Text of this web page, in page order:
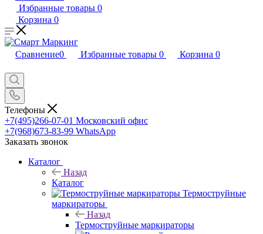
Избранные товары 0
Корзина 0
Сравнение0 Избранные товары 0 Корзина 0
Телефоны
+7(495)266-07-01 Московский офис
+7(968)673-83-99 WhatsApp
Заказать звонок
Каталог
Назад
Каталог
Термоструйные
маркираторы
Назад
Термоструйные маркираторы